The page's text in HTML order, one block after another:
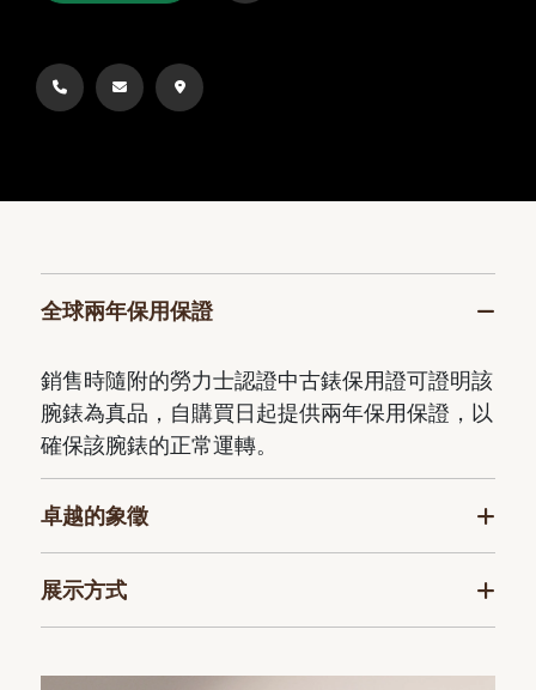
全球兩年保用保證
銷售時隨附的勞力士認證中古錶保用證可證明該
腕錶為真品，自購買日起提供兩年保用保證，以
確保該腕錶的正常運轉。
卓越的象徵
展示方式